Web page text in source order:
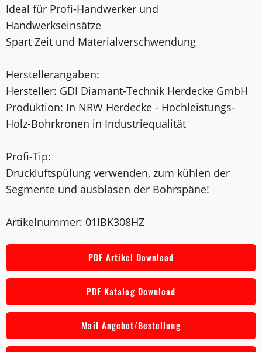
Ideal für Profi-Handwerker und
Handwerkseinsätze
Spart Zeit und Materialverschwendung
Herstellerangaben:
Hersteller: GDI Diamant-Technik Herdecke GmbH
Produktion: In NRW Herdecke - Hochleistungs-
Holz-Bohrkronen in Industriequalität
Profi-Tip:
Druckluftspülung verwenden, zum kühlen der
Segmente und ausblasen der Bohrspäne!
Artikelnummer: 01IBK308HZ
PDF Artikel Download
PDF Katalog Download
Mail Angebot/Bestellung